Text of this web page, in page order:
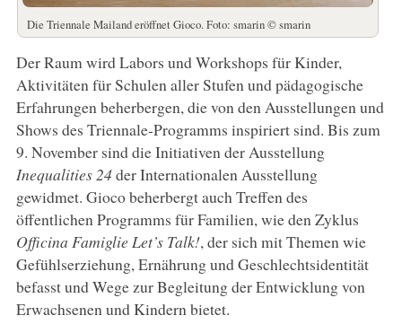
Die Triennale Mailand eröffnet Gioco. Foto: smarin © smarin
Der Raum wird Labors und Workshops für Kinder,
Aktivitäten für Schulen aller Stufen und pädagogische
Erfahrungen beherbergen, die von den Ausstellungen und
Shows des Triennale-Programms inspiriert sind. Bis zum
9. November sind die Initiativen der Ausstellung
Inequalities 24der Internationalen Ausstellung
gewidmet. Gioco beherbergt auch Treffen des
öffentlichen Programms für Familien, wie den Zyklus
Officina Famiglie Let’s Talk!, der sich mit Themen wie
Gefühlserziehung, Ernährung und Geschlechtsidentität
befasst und Wege zur Begleitung der Entwicklung von
Erwachsenen und Kindern bietet.